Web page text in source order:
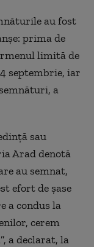
au fost
prima de
limită de
septembrie, iar
a
sau
Arad denotă
au semnat,
efort de şase
a condus la
cerem
a declarat, la